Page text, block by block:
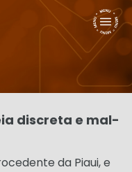
discreta e mal-
da Piaui, e